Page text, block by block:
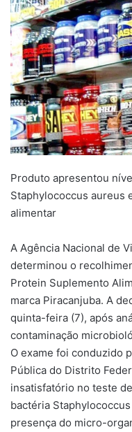
mail
Produto apresentou
Staphylococcus aureus
alimentar
A Agência Nacional de
determinou o
Protein Suplemento
marca Piracanjuba. A
quinta-feira (7), após
contaminação
O exame foi conduzido
Pública do Distrito
insatisfatório no teste
bactéria
presença do micro-